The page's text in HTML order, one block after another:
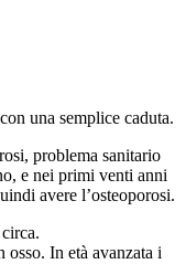
una semplice caduta.
problema sanitario
e nei primi venti anni
avere l’osteoporosi.
In età avanzata i